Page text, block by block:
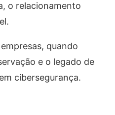
o relacionamento
quando
e o legado de
cibersegurança.